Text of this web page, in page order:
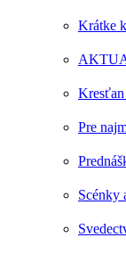
Krátke
Pre
Scénky